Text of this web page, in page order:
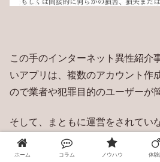
この手のインターネット異性紹介
いアプリは、複数のアカウント作
ので業者や犯罪目的のユーザーが
そして、まともに運営をされてい
で、中にはサクラだらけのアプリ
ホーム コラム ノウハウ 体